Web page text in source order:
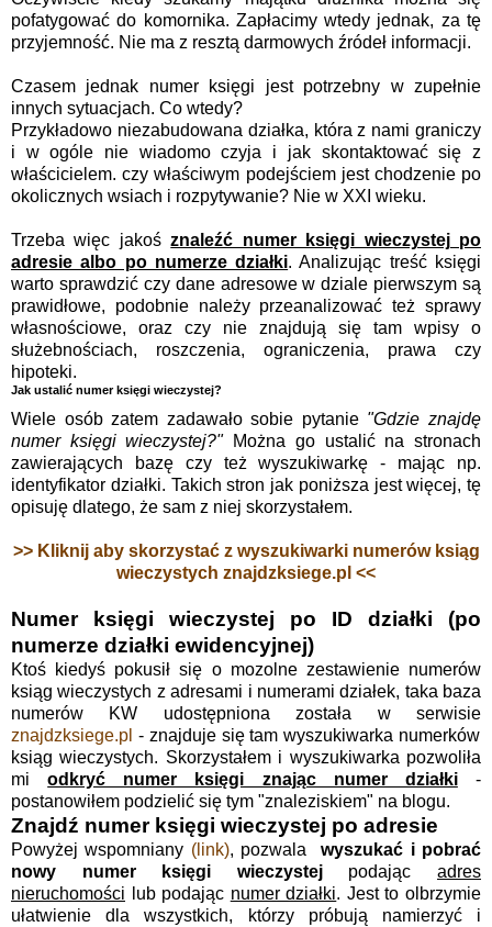
pofatygować do komornika. Zapłacimy wtedy jednak, za tę
przyjemność. Nie ma z resztą darmowych źródeł informacji.
Czasem jednak numer księgi jest potrzebny w zupełnie
innych sytuacjach. Co wtedy?
Przykładowo niezabudowana działka, która z nami graniczy
i w ogóle nie wiadomo czyja i jak skontaktować się z
właścicielem. czy właściwym podejściem jest chodzenie po
okolicznych wsiach i rozpytywanie? Nie w XXI wieku.
Trzeba więc jakośznaleźć numer księgi wieczystej po
adresie albo po numerze działki. Analizując treść księgi
warto sprawdzić czy dane adresowe w dziale pierwszym są
prawidłowe, podobnie należy przeanalizować też sprawy
własnościowe, oraz czy nie znajdują się tam wpisy o
służebnościach, roszczenia, ograniczenia, prawa czy
hipoteki.
Jak ustalić numer księgi wieczystej?
Wiele osób zatem zadawało sobie pytanie "Gdzie znajdę
numer księgi wieczystej?"Można go ustalić na stronach
zawierających bazę czy też wyszukiwarkę - mając np.
identyfikator działki. Takich stron jak poniższa jest więcej, tę
opisuję dlatego, że sam z niej skorzystałem.
>> Kliknij aby skorzystać z wyszukiwarki numerów ksiąg
wieczystych znajdzksiege.pl <<
Numer księgi wieczystej po ID działki (po
numerze działki ewidencyjnej)
Ktoś kiedyś pokusił się o mozolne zestawienie numerów
ksiąg wieczystych z adresami i numerami działek, taka baza
numerów KW udostępniona została w serwisie
znajdzksiege.pl - znajduje się tam wyszukiwarka numerków
ksiąg wieczystych. Skorzystałem i wyszukiwarka pozwoliła
miodkryć numer księgi znając numer działki-
postanowiłem podzielić się tym "znaleziskiem" na blogu.
Znajdź numer księgi wieczystej po adresie
Powyżej wspomniany (link), pozwalawyszukać i pobrać
nowy numer księgi wieczystejpodającadres
nieruchomości lub podając numer działki. Jest to olbrzymie
ułatwienie dla wszystkich, którzy próbują namierzyć i